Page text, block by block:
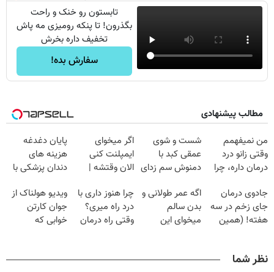
تابستون رو خنک و راحت
بگذرون! تا پنکه رومیزی مه پاش
تخفیف داره بخرش
سفارش بده!
مطالب پیشنهادی
من نمیفهمم
وقتی زانو درد
درمان داره، چرا
تحمل میکنی؟❗
شست و شوی
عمقی کبد با
دمنوش سم زدای
اگر میخوای
ایمپلنت کنی
الان وقتشه |
میلیون تومان!!!
پایان دغدغه
هزینه های
دندان پزشکی با
خانگی
جادوی درمان
جای زخم در سه
هفته! (همین
اگه عمر طولانی و
بدن سالم
میخوای این
چرا هنوز داری با
درد راه میری؟
وقتی راه درمان
ویدیو هولناک از
جوان کارتن
خوابی که
نظر شما